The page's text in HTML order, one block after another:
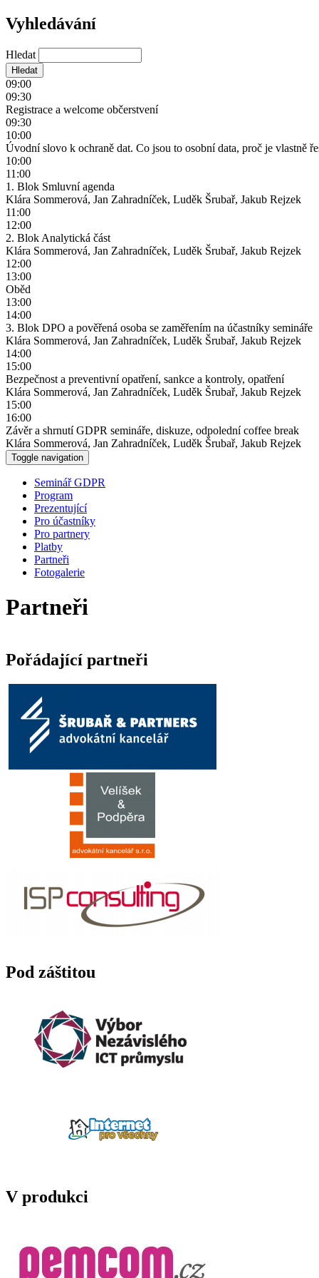
Vyhledávání
Hledat
09:00
09:30
Registrace a welcome občerstvení
09:30
10:00
Úvodní slovo k ochraně dat. Co jsou to osobní data, proč je vlastně
10:00
11:00
1. Blok Smluvní agenda
Klára Sommerová, Jan Zahradníček, Luděk Šrubař, Jakub Rejzek
11:00
12:00
2. Blok Analytická část
Klára Sommerová, Jan Zahradníček, Luděk Šrubař, Jakub Rejzek
12:00
13:00
Oběd
13:00
14:00
3. Blok DPO a pověřená osoba se zaměřením na účastníky semináře
Klára Sommerová, Jan Zahradníček, Luděk Šrubař, Jakub Rejzek
14:00
15:00
Bezpečnost a preventivní opatření, sankce a kontroly, opatření
Klára Sommerová, Jan Zahradníček, Luděk Šrubař, Jakub Rejzek
15:00
16:00
Závěr a shrnutí GDPR semináře, diskuze, odpolední coffee break
Klára Sommerová, Jan Zahradníček, Luděk Šrubař, Jakub Rejzek
Toggle navigation
Seminář GDPR
Program
Prezentující
Pro účastníky
Pro partnery
Platby
Partneři
Fotogalerie
Partneři
Pořádající partneři
Pod záštitou
V produkci